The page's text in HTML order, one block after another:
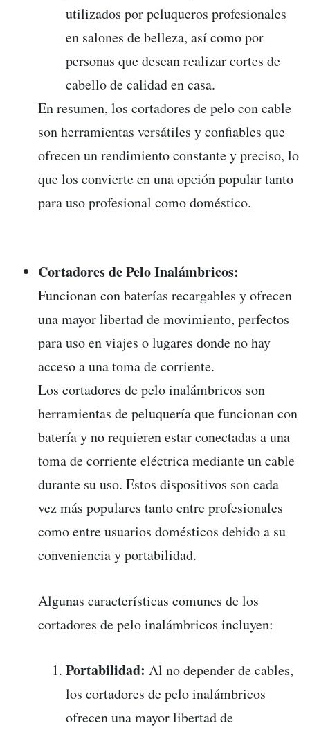
utilizados por peluqueros profesionales
en salones de belleza, así como por
personas que desean realizar cortes de
cabello de calidad en casa.
En resumen, los cortadores de pelo con cable
son herramientas versátiles y confiables que
ofrecen un rendimiento constante y preciso, lo
que los convierte en una opción popular tanto
para uso profesional como doméstico.
Cortadores de Pelo Inalámbricos:
Funcionan con baterías recargables y ofrecen
una mayor libertad de movimiento, perfectos
para uso en viajes o lugares donde no hay
acceso a una toma de corriente.
Los cortadores de pelo inalámbricos son
herramientas de peluquería que funcionan con
batería y no requieren estar conectadas a una
toma de corriente eléctrica mediante un cable
durante su uso. Estos dispositivos son cada
vez más populares tanto entre profesionales
como entre usuarios domésticos debido a su
conveniencia y portabilidad.
Algunas características comunes de los
cortadores de pelo inalámbricos incluyen:
Portabilidad: Al no depender de cables,
los cortadores de pelo inalámbricos
ofrecen una mayor libertad de